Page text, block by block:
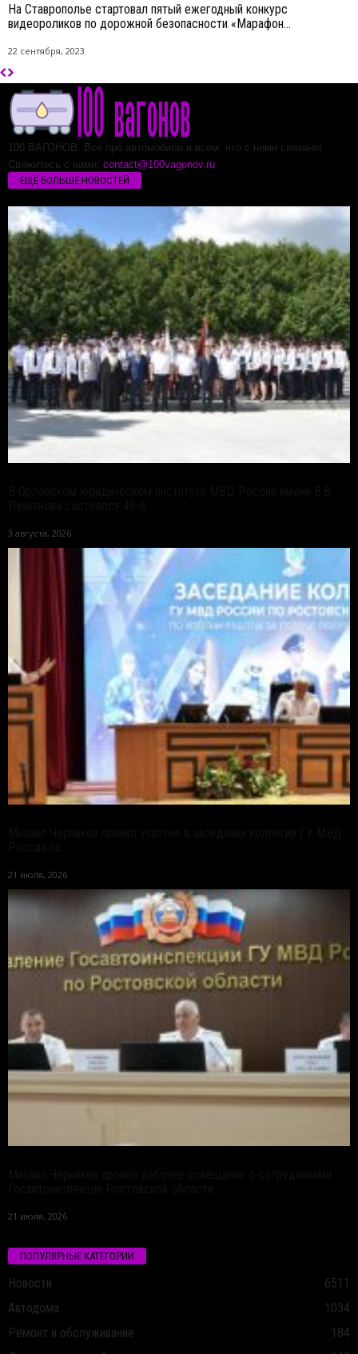
На Ставрополье стартовал пятый ежегодный конкурс
видеороликов по дорожной безопасности «Марафон...
22 сентября, 2023
100 ВАГОНОВ. Все про автомобили и всем, что с ними связано!
Свяжитесь с нами: contact@100vagonov.ru
ЕЩЁ БОЛЬШЕ НОВОСТЕЙ
3 августа, 2026
21 июля, 2026
21 июля, 2026
ПОПУЛЯРНЫЕ КАТЕГОРИИ
Новости
6511
Автодома
1034
Ремонт и обслуживание
184